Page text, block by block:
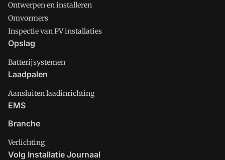
Ontwerpen en installeren
Omvormers
Inspectie van PV installaties
Opslag
Batterijsystemen
Laadpalen
Aansluiten laadinrichting
EMS
Branche
Verlichting
Volg Installatie Journaal